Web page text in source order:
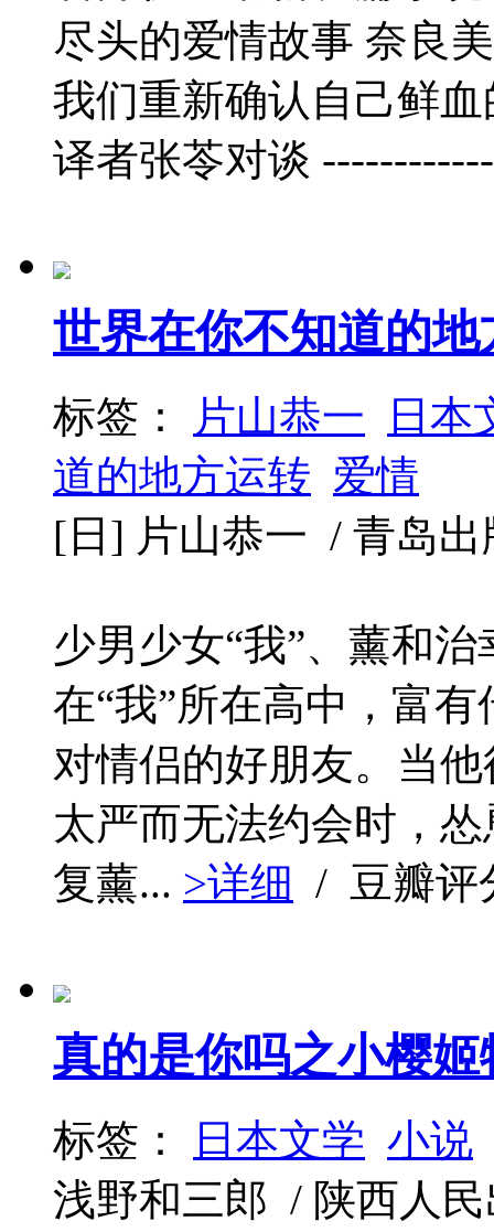
尽头的爱情故事 奈良
我们重新确认自己鲜
译者张苓对谈
世界在你不知道的地
标签： 片山恭一
日本
道的地方运转 爱情
[日] 片山恭一 / 青岛
少男少女“我”、薰和
在“我”所在高中，富
对情侣的好朋友。当
太严而无法约会时，
复薰... >详细 / 豆瓣
真的是你吗之小樱姬
标签： 日本文学 小说
浅野和三郎 / 陕西人